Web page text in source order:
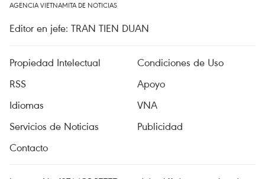
AGENCIA VIETNAMITA DE NOTICIAS
Editor en jefe: TRAN TIEN DUAN
Propiedad Intelectual
Condiciones de Uso
RSS
Apoyo
Idiomas
VNA
Servicios de Noticias
Publicidad
Contacto